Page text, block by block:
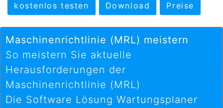
kostenlos testen Download Preise
Maschinenrichtlinie (MRL) meistern
So meistern Sie aktuelle
Herausforderungen der
Maschinenrichtlinie (MRL)
Die Software Lösung Wartungsplaner